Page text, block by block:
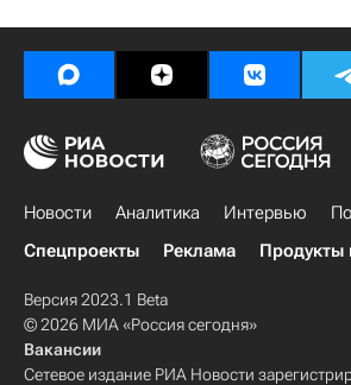
Новости Аналитика Интервью
Спецпроекты
Реклама Продукты
Версия 2023.1 Beta
© 2026 МИА «Россия сегодня»
Вакансии
Сетевое издание РИА Новости